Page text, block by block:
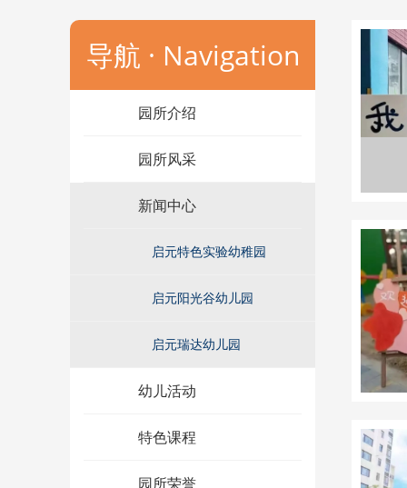
导航 · Navigation
园所介绍
园所风采
新闻中心
启元特色实验幼稚园
启元阳光谷幼儿园
启元瑞达幼儿园
幼儿活动
特色课程
园所荣誉